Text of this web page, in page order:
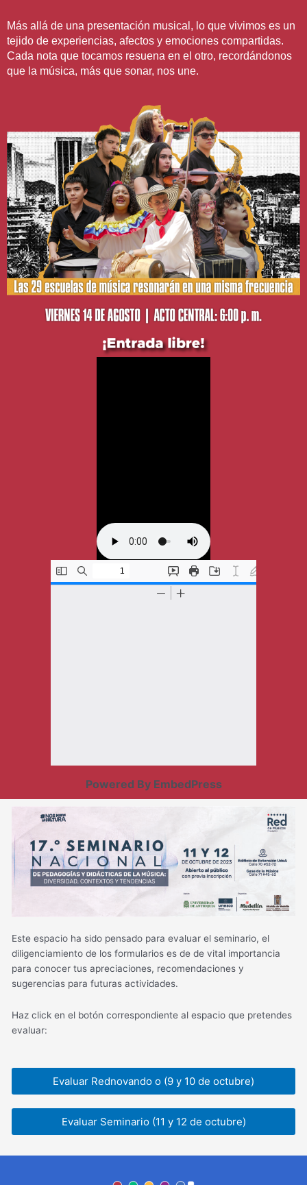
Más allá de una presentación musical, lo que vivimos es un
tejido de experiencias, afectos y emociones compartidas.
Cada nota que tocamos resuena en el otro, recordándonos
que la música, más que sonar, nos une.
Powered By EmbedPress
Este espacio ha sido pensado para evaluar el seminario, el
diligenciamiento de los formularios es de de vital importancia
para conocer tus apreciaciones, recomendaciones y
sugerencias para futuras actividades.
Haz click en el botón correspondiente al espacio que pretendes
evaluar:
Evaluar Rednovando o (9 y 10 de octubre)
Evaluar Seminario (11 y 12 de octubre)